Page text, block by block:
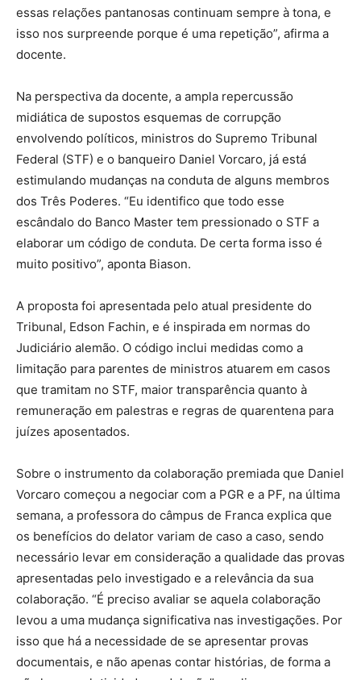
essas relações pantanosas continuam sempre à tona, e
isso nos surpreende porque é uma repetição”, afirma a
docente.
Na perspectiva da docente, a ampla repercussão
midiática de supostos esquemas de corrupção
envolvendo políticos, ministros do Supremo Tribunal
Federal (STF) e o banqueiro Daniel Vorcaro, já está
estimulando mudanças na conduta de alguns membros
dos Três Poderes. “Eu identifico que todo esse
escândalo do Banco Master tem pressionado o STF a
elaborar um código de conduta. De certa forma isso é
muito positivo”, aponta Biason.
A proposta foi apresentada pelo atual presidente do
Tribunal, Edson Fachin, e é inspirada em normas do
Judiciário alemão. O código inclui medidas como a
limitação para parentes de ministros atuarem em casos
que tramitam no STF, maior transparência quanto à
remuneração em palestras e regras de quarentena para
juízes aposentados.
Sobre o instrumento da colaboração premiada que Daniel
Vorcaro começou a negociar com a PGR e a PF, na última
semana, a professora do câmpus de Franca explica que
os benefícios do delator variam de caso a caso, sendo
necessário levar em consideração a qualidade das provas
apresentadas pelo investigado e a relevância da sua
colaboração. “É preciso avaliar se aquela colaboração
levou a uma mudança significativa nas investigações. Por
isso que há a necessidade de se apresentar provas
documentais, e não apenas contar histórias, de forma a